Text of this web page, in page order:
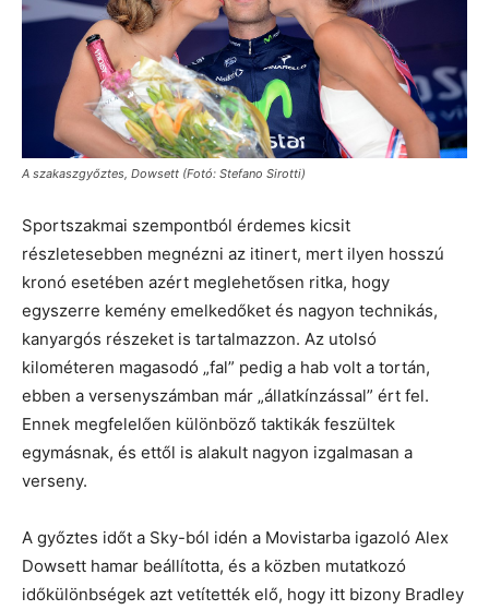
A szakaszgyőztes, Dowsett (Fotó: Stefano Sirotti)
Sportszakmai szempontból érdemes kicsit
részletesebben megnézni az itinert, mert ilyen hosszú
kronó esetében azért meglehetősen ritka, hogy
egyszerre kemény emelkedőket és nagyon technikás,
kanyargós részeket is tartalmazzon. Az utolsó
kilométeren magasodó „fal” pedig a hab volt a tortán,
ebben a versenyszámban már „állatkínzással” ért fel.
Ennek megfelelően különböző taktikák feszültek
egymásnak, és ettől is alakult nagyon izgalmasan a
verseny.
A győztes időt a Sky-ból idén a Movistarba igazoló Alex
Dowsett hamar beállította, és a közben mutatkozó
időkülönbségek azt vetítették elő, hogy itt bizony Bradley